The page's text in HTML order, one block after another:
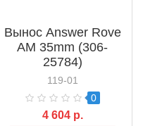
Вынос Answer Rove
AM 35mm (306-
25784)
119-01
0
4 604 р.